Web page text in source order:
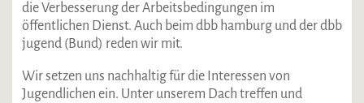
die Verbesserung der Arbeitsbedingungen im
öffentlichen Dienst. Auch beim dbb hamburg und der dbb
jugend (Bund) reden wir mit.
Wir setzen uns nachhaltig für die Interessen von
Jugendlichen ein. Unter unserem Dach treffen und